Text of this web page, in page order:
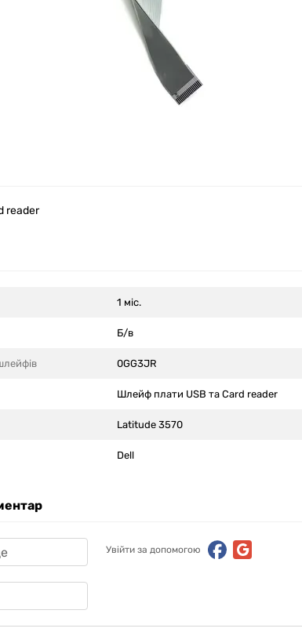
reader
1 міс.
Б/в
0GG3JR
Шлейф плати USB та Card reader
Latitude 3570
Dell
Увійти за допомогою